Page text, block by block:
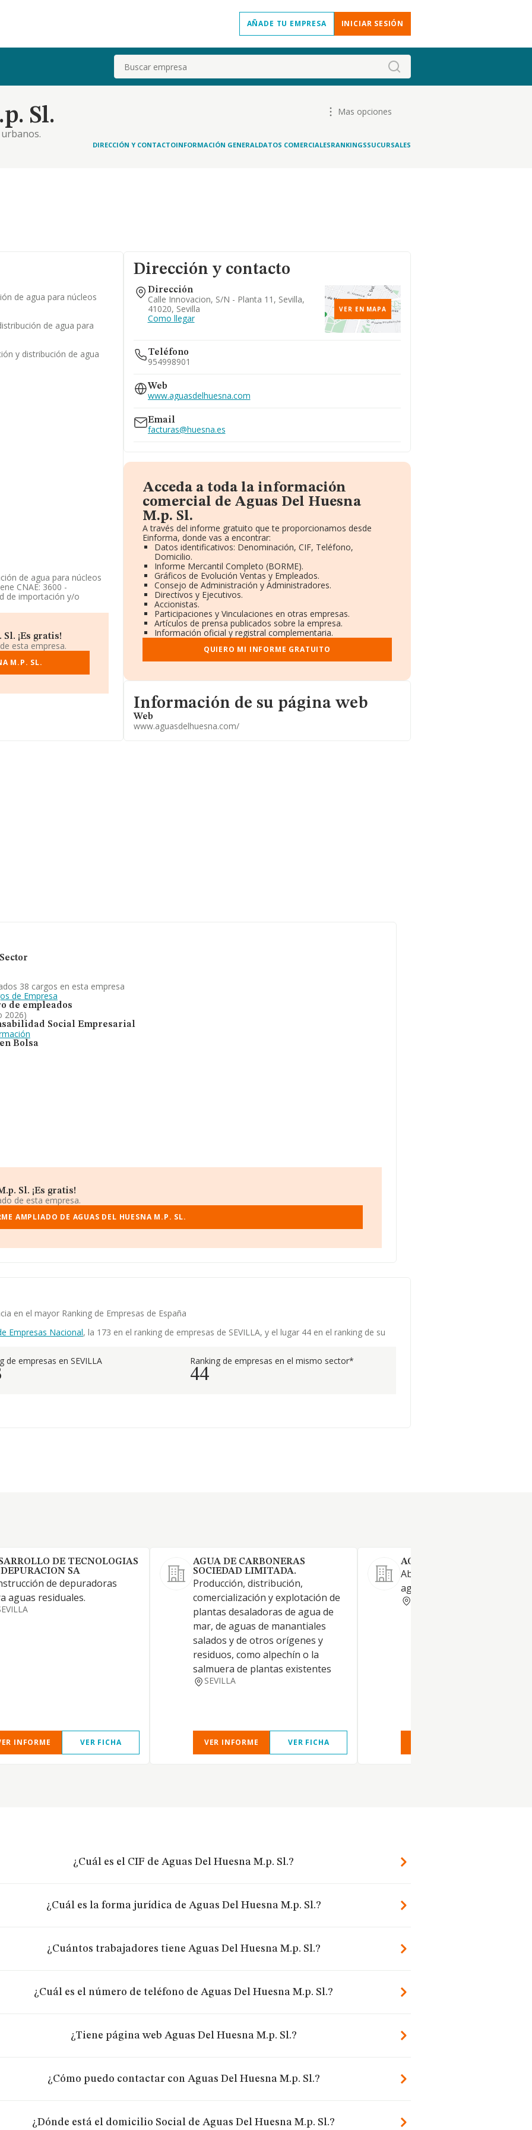
AÑADE TU EMPRESA INICIAR SESIÓN
Buscar
Sl. Mas opciones
DIRECCIÓN Y CONTACTOINFORMACIÓN GENERALDATOS COMERCIALESRANKINGSSUCURSALES
de agua para núcleos
de agua para
y distribución de agua
de agua para núcleos
CNAE: 3600 -
de importación y/o
de la empresa están
Cruz de Tenerife
éstas son algunas de
yAigues I Sanejament
425 puestos, pasando
entre las compañías
¡Es gratis!
esta empresa.
M.P. SL.
Dirección y contacto
Dirección
Calle Innovacion, S/n - Planta 11, Sevilla,
41020, Sevilla
Como llegar
VER EN MAPA
Teléfono
954998901
Web
www.aguasdelhuesna.com
Email
facturas@huesna.es
Acceda a toda la información
comercial de Aguas Del Huesna
M.p. Sl.
A través del informe gratuito que te proporcionamos desde
Einforma, donde vas a encontrar:
Datos identificativos: Denominación, CIF, Teléfono,
Domicilio.
Informe Mercantil Completo (BORME).
Gráficos de Evolución Ventas y Empleados.
Consejo de Administración y Administradores.
Directivos y Ejecutivos.
Accionistas.
Participaciones y Vinculaciones en otras empresas.
Artículos de prensa publicados sobre la empresa.
Información oficial y registral complementaria.
QUIERO MI INFORME GRATUITO
Informacion de su página web
Información de su página web
Web
www.aguasdelhuesna.com/
38 cargos en esta empresa
de Empresa
de empleados
2026)
Social Empresarial
Bolsa
Sl. ¡Es gratis!
de esta empresa.
AMPLIADO DE AGUAS DEL HUESNA M.P. SL.
en el mayor Ranking de Empresas de España
Empresas Nacional, la 173 en el ranking de empresas de SEVILLA, y el lugar 44 en el ranking de su
de empresas en SEVILLA Ranking de empresas en el mismo sector*
44
DE TECNOLOGIAS
SA
de depuradoras
aguas residuales.
INFORME VER FICHA
AGUA DE CARBONERAS
SOCIEDAD LIMITADA.
Producción, distribución,
comercialización y explotación de
plantas desaladoras de agua de
mar, de aguas de manantiales
salados y de otros orígenes y
residuos, como alpechín o la
salmuera de plantas existentes
SEVILLA
VER INFORME VER FICHA
AGUAS DEL HUESNA M.P.
Abastecimiento y depuración
agua para núcleos urbanos.
¿Cuál es el CIF de Aguas Del Huesna M.p. Sl.?
¿Cuál es la forma jurídica de Aguas Del Huesna M.p. Sl.?
¿Cuántos trabajadores tiene Aguas Del Huesna M.p. Sl.?
¿Cuál es el número de teléfono de Aguas Del Huesna M.p. Sl.?
¿Tiene página web Aguas Del Huesna M.p. Sl.?
¿Cómo puedo contactar con Aguas Del Huesna M.p. Sl.?
¿Dónde está el domicilio Social de Aguas Del Huesna M.p. Sl.?